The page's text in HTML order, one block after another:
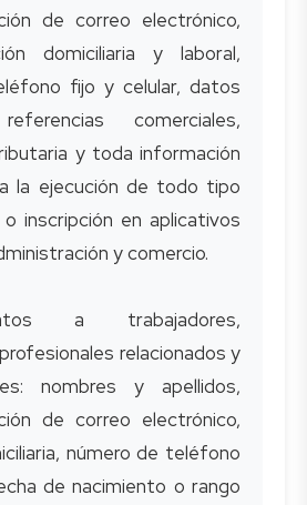
de correo electrónico,
domiciliaria y laboral,
fijo y celular, datos
comerciales,
y toda información
la ejecución de todo tipo
inscripción en aplicativos
y comercio.
a trabajadores,
relacionados y
nombres y apellidos,
de correo electrónico,
número de teléfono
de nacimiento o rango